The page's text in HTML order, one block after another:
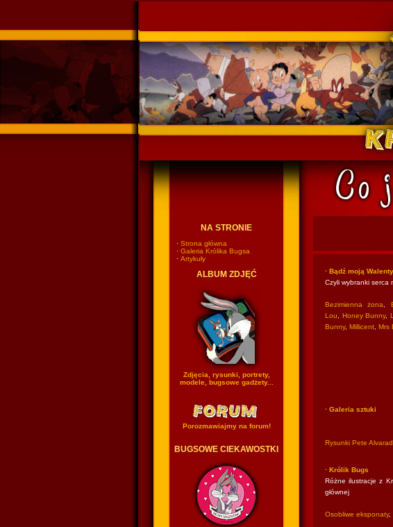
NA STRONIE
· Strona główna
· Galeria Królika Bugsa
· Artykuły
ALBUM ZDJĘĆ
Zdjęcia, rysunki, portrety,
modele, bugsowe gadżety...
Porozmawiajmy na forum!
BUGSOWE CIEKAWOSTKI
· Bądź moją
Czyli wybranki serca
Bezimienna żona
Lou
Honey Bunny,
Bunny, Millicent Mrs
· Galeria sztuki
Rysunki Pete
· Królik Bugs
Różne ilustracje z
głównej
Osobliwe eksponaty,